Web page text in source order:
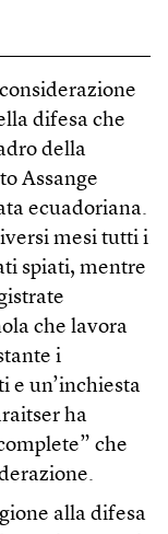
difesa che
della
Assange
ecuadoriana.
mesi tutti i
spiati, mentre
che lavora
i
e un’inchiesta
ha
che
alla difesa